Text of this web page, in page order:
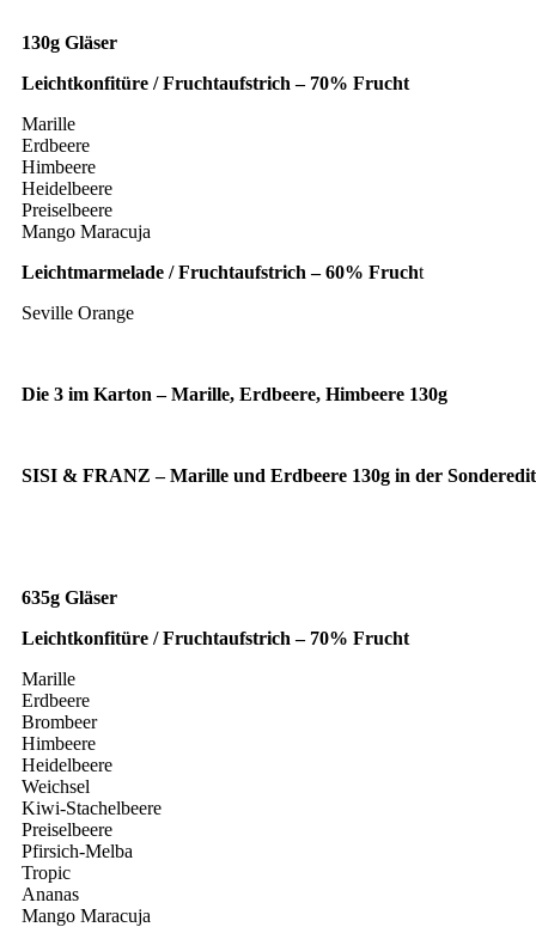
130g Gläser
Leichtkonfitüre / Fruchtaufstrich – 70% Frucht
Marille
Erdbeere
Himbeere
Heidelbeere
Preiselbeere
Mango Maracuja
Leichtmarmelade / Fruchtaufstrich – 60% Frucht
Seville Orange
Die 3 im Karton – Marille, Erdbeere, Himbeere 130g
SISI & FRANZ – Marille und Erdbeere 130g in der
635g Gläser
Leichtkonfitüre / Fruchtaufstrich – 70% Frucht
Marille
Erdbeere
Brombeer
Himbeere
Heidelbeere
Weichsel
Kiwi-Stachelbeere
Preiselbeere
Pfirsich-Melba
Tropic
Ananas
Mango Maracuja